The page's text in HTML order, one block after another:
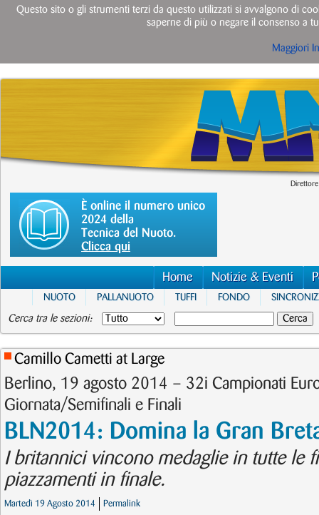
È online il numero unico
2024 della
Tecnica del Nuoto.
Clicca qui
Home Notizie & Eventi
NUOTO PALLANUOTO TUFFI FONDO
Cerca tra le sezioni:
Camillo Cametti at Large
Berlino, 19 agosto 2014 – 32i Campionati
Giornata/Semifinali e Finali
BLN2014: Domina la Gran
I britannici vincono medaglie in tutte le
piazzamenti in finale.
Martedì 19 Agosto 2014 Permalink
Questo sito o gli strumenti terzi da questo utilizzati si avvalgono di
saperne di più o negare il consenso a
Maggiori